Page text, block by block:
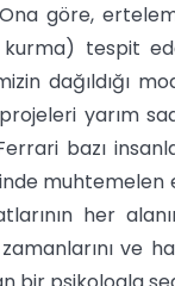
Ona göre,
tespit
dağıldığı
projeleri yarım
bazı
muhtemelen
her
ve